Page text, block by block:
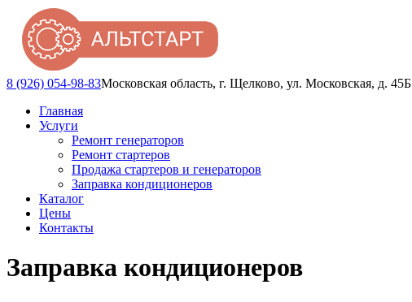
8 (926) 054-98-83Московская область, г. Щелково, ул. Московская, д. 45Б
Главная
Услуги
Ремонт генераторов
Ремонт стартеров
Продажа стартеров и генераторов
Заправка кондиционеров
Каталог
Цены
Контакты
Заправка кондиционеров